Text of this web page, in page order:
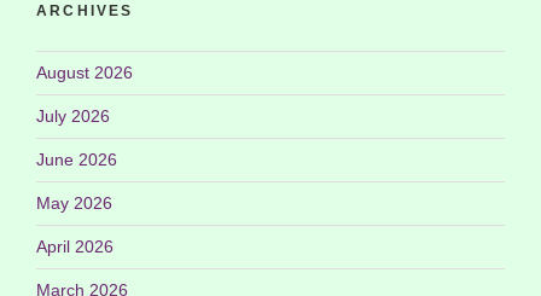
ARCHIVES
August 2026
July 2026
June 2026
May 2026
April 2026
March 2026